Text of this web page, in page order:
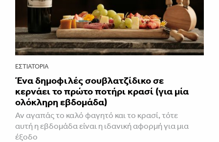
ΕΣΤΙΑΤΌΡΙΑ
Ένα δημοφιλές σουβλατζίδικο σε
κερνάει το πρώτο ποτήρι κρασί (για μία
ολόκληρη εβδομάδα)
Αν αγαπάς το καλό φαγητό και το κρασί, τότε
αυτή η εβδομάδα είναι η ιδανική αφορμή για μια
έξοδο